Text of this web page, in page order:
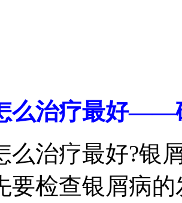
么治疗最好——
么治疗最好?银
要检查银屑病